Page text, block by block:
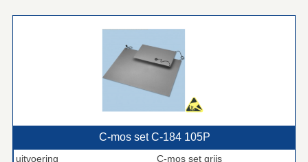
C‑mos set C‑184 105P
uitvoering
C-mos set grijs